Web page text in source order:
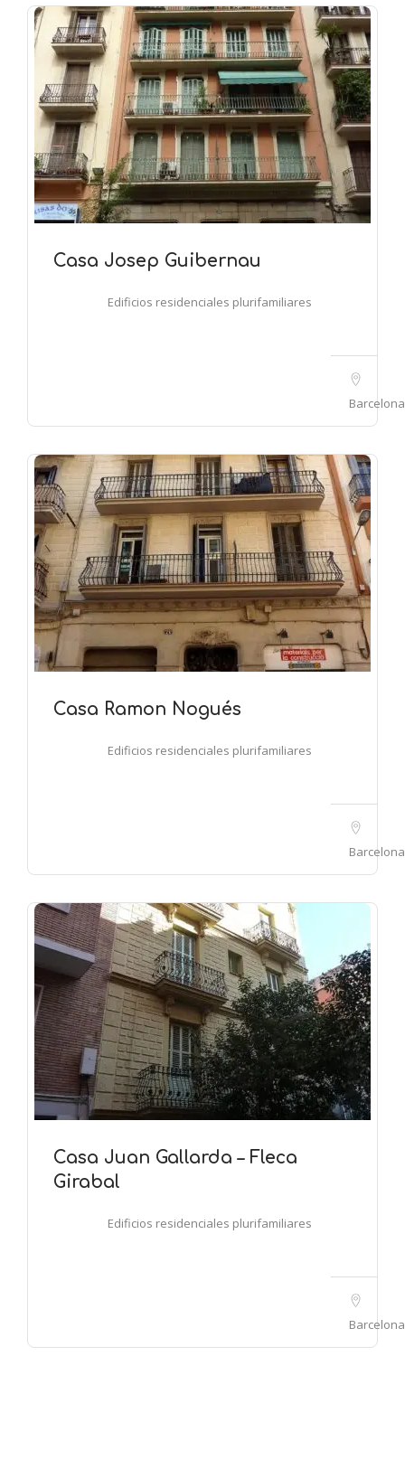
Casa Josep Guibernau
Edificios residenciales plurifamiliares
Barcelona
Casa Ramon Nogués
Edificios residenciales plurifamiliares
Barcelona
Casa Juan Gallarda – Fleca
Girabal
Edificios residenciales plurifamiliares
Barcelona